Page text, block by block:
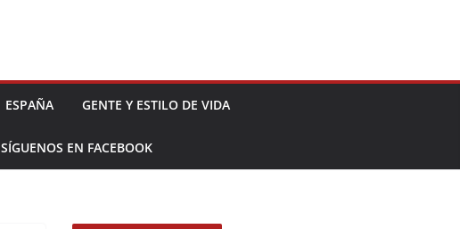
ESPAÑA GENTE Y ESTILO DE VIDA
SÍGUENOS EN FACEBOOK